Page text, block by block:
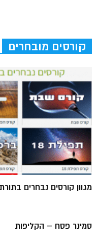
קורסים מובחרים
מגוון קורסים נבחרים
סמינר פסח – הקליפות